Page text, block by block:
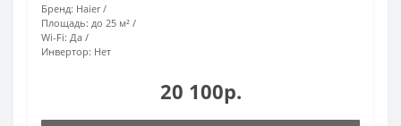
Бренд: Haier
Площадь: до 25 м²
Wi-Fi: Да
Инвертор: Нет
20 100р.